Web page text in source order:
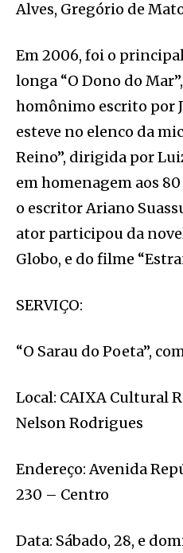
Alves, Gregório de
Em 2006, foi o
longa “O Dono do
homônimo escrito por
esteve no elenco da
Reino”, dirigida por
em homenagem aos
o escritor Ariano
ator participou da
Globo, e do filme
SERVIÇO:
“O Sarau do Poeta”,
Local: CAIXA Cultural
Nelson Rodrigues
Endereço: Avenida
230 – Centro
Data: Sábado, 28, e